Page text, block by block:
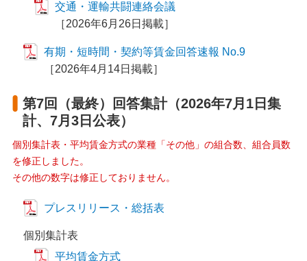
交通・運輸共闘連絡会議
［2026年6月26日掲載］
有期・短時間・契約等賃金回答速報 No.9
［2026年4月14日掲載］
第7回（最終）回答集計（2026年7月1日集
計、7月3日公表）
個別集計表・平均賃金方式の業種「その他」の組合数、組合員数
を修正しました。
その他の数字は修正しておりません。
プレスリリース・総括表
個別集計表
平均賃金方式